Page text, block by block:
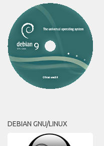
DEBIAN GNU/LINUX